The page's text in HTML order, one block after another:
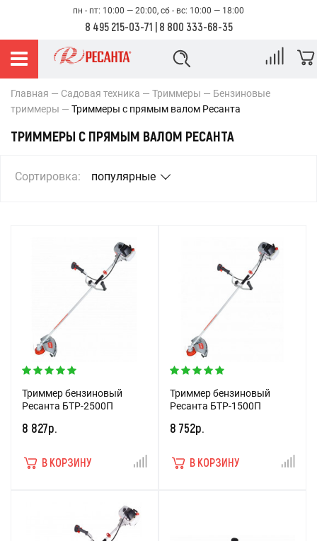
пн - пт: 10:00 — 20:00, сб - вс: 10:00 — 18:00
8 495 215-03-71 | 8 800 333-68-35
Главная Садовая техника Триммеры
Бензиновые
триммеры
Триммеры с прямым валом Ресанта
ТРИММЕРЫ С ПРЯМЫМ ВАЛОМ РЕСАНТА
Сортировка: популярные
Триммер бензиновый
Ресанта БТР-2500П
8 827р.
В КОРЗИНУ
Триммер бензиновый
Ресанта БТР-1500П
8 752р.
В КОРЗИНУ